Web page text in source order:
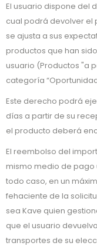
El usuario dispone del
cual podrá devolver el
se ajusta a sus
productos que han
usuario (Productos "a
categoría
Este derecho podrá
días a partir de su
el producto deberá
El reembolso del
mismo medio de pago
todo caso, en un
fehaciente de la
sea Kave quien
que el usuario
transportes de su